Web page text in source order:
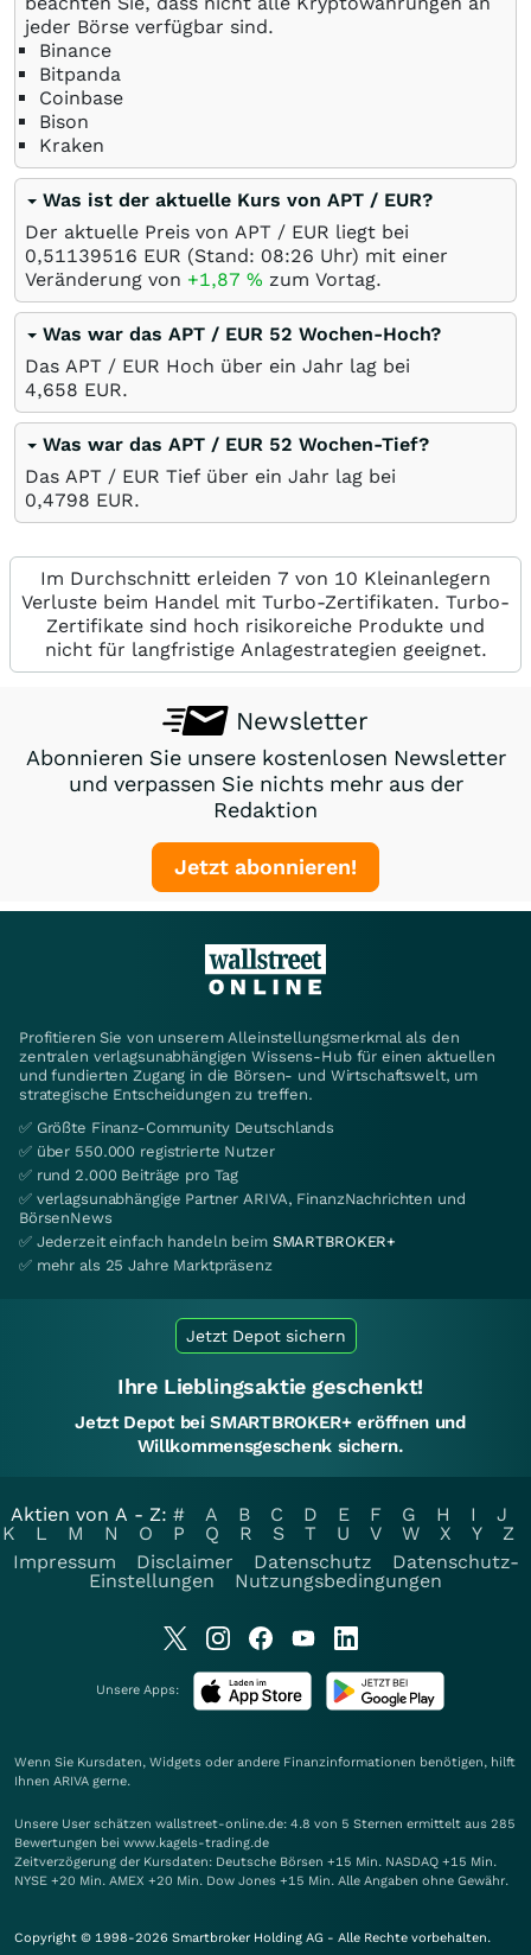
jeder Börse verfügbar sind.
Binance
Bitpanda
Coinbase
Bison
Kraken
Was ist der aktuelle Kurs von APT / EUR?
Der aktuelle Preis von APT / EUR liegt bei
0,51139516 EUR (Stand: 08:26 Uhr) mit einer
Veränderung von +1,87 % zum Vortag.
Was war das APT / EUR 52 Wochen-Hoch?
Das APT / EUR Hoch über ein Jahr lag bei
4,658 EUR.
Was war das APT / EUR 52 Wochen-Tief?
Das APT / EUR Tief über ein Jahr lag bei
0,4798 EUR.
Im Durchschnitt erleiden 7 von 10 Kleinanlegern
Verluste beim Handel mit Turbo-Zertifikaten. Turbo-
Zertifikate sind hoch risikoreiche Produkte und
nicht für langfristige Anlagestrategien geeignet.
Newsletter
Abonnieren Sie unsere kostenlosen Newsletter
und verpassen Sie nichts mehr aus der
Redaktion
Jetzt abonnieren!
Profitieren Sie von unserem Alleinstellungsmerkmal als den
zentralen verlagsunabhängigen Wissens-Hub für einen aktuellen
und fundierten Zugang in die Börsen- und Wirtschaftswelt, um
strategische Entscheidungen zu treffen.
✅ Größte Finanz-Community Deutschlands
✅ über 550.000 registrierte Nutzer
✅ rund 2.000 Beiträge pro Tag
✅ verlagsunabhängige Partner ARIVA, FinanzNachrichten und
BörsenNews
✅ Jederzeit einfach handeln beim SMARTBROKER+
✅ mehr als 25 Jahre Marktpräsenz
Jetzt Depot sichern
Ihre Lieblingsaktie geschenkt!
Jetzt Depot bei SMARTBROKER+ eröffnen und
Willkommensgeschenk sichern.
Aktien von A - Z: # A B C D E F G H I
J
K
L M N O P Q R S T U V W X Y
Z
Impressum
Disclaimer Datenschutz
Datenschutz-
Einstellungen
Nutzungsbedingungen
Unsere Apps:
Wenn Sie Kursdaten, Widgets oder andere Finanzinformationen benötigen, hilft
Ihnen ARIVA gerne.
Unsere User schätzen wallstreet-online.de: 4.8 von 5 Sternen ermittelt aus 285
Bewertungen bei www.kagels-trading.de
Zeitverzögerung der Kursdaten: Deutsche Börsen +15 Min. NASDAQ +15 Min.
NYSE +20 Min. AMEX +20 Min. Dow Jones +15 Min. Alle Angaben ohne Gewähr.
Copyright © 1998-2026 Smartbroker Holding AG - Alle Rechte vorbehalten.